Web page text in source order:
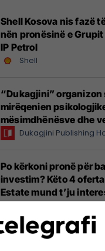
Shell Kosova nis fazë
nën pronësinë e
IP Petrol
Shell
“Dukagjini” organizon
mirëqenien
mësimdhënësve dhe
Dukagjini Publishing
Po kërkoni pronë për
investim? Këto 4 oferta
Estate mund t’ju
United Hospital sjell